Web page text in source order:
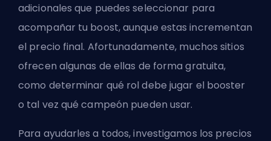
adicionales que puedes seleccionar para
acompañar tu boost, aunque estas incrementan
el precio final. Afortunadamente, muchos sitios
ofrecen algunas de ellas de forma gratuita,
como determinar qué rol debe jugar el booster
o tal vez qué campeón pueden usar.
Para ayudarles a todos, investigamos los precios